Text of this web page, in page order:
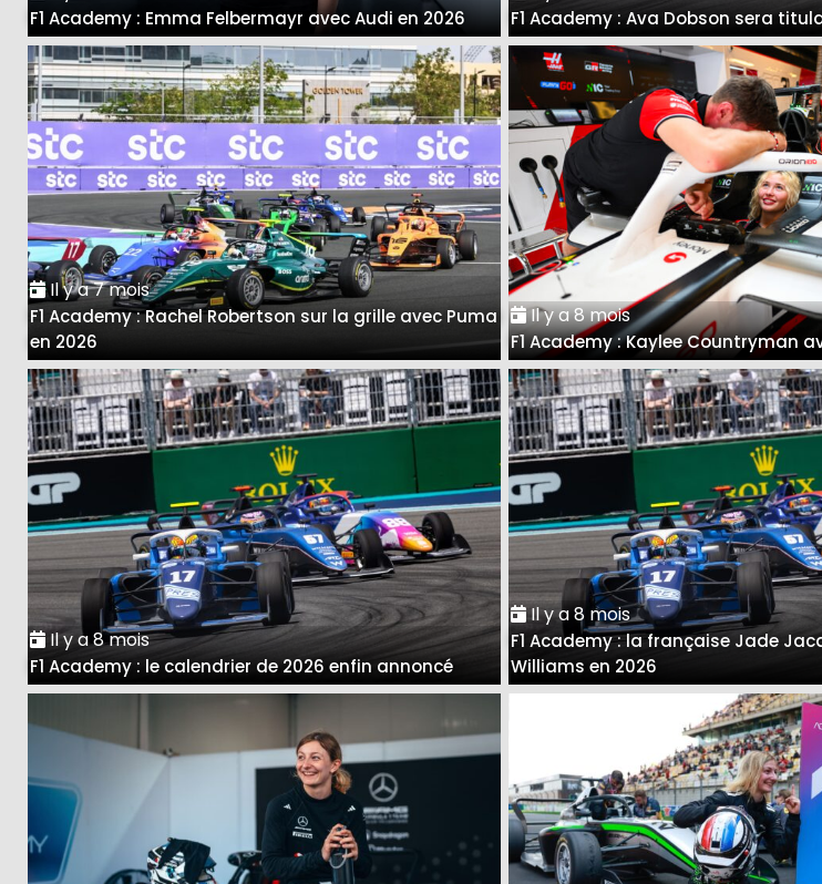
F1 Academy : Emma Felbermayr avec Audi en 2026 F1 Academy : Ava Dobson sera
Il y a 7 mois
F1 Academy : Rachel Robertson sur la grille avec Puma
en 2026
Il y a 8 mois
F1 Academy : Kaylee Countryman
Il y a 8 mois
F1 Academy : le calendrier de 2026 enfin annoncé
Il y a 8 mois
F1 Academy : la française Jade
Williams en 2026